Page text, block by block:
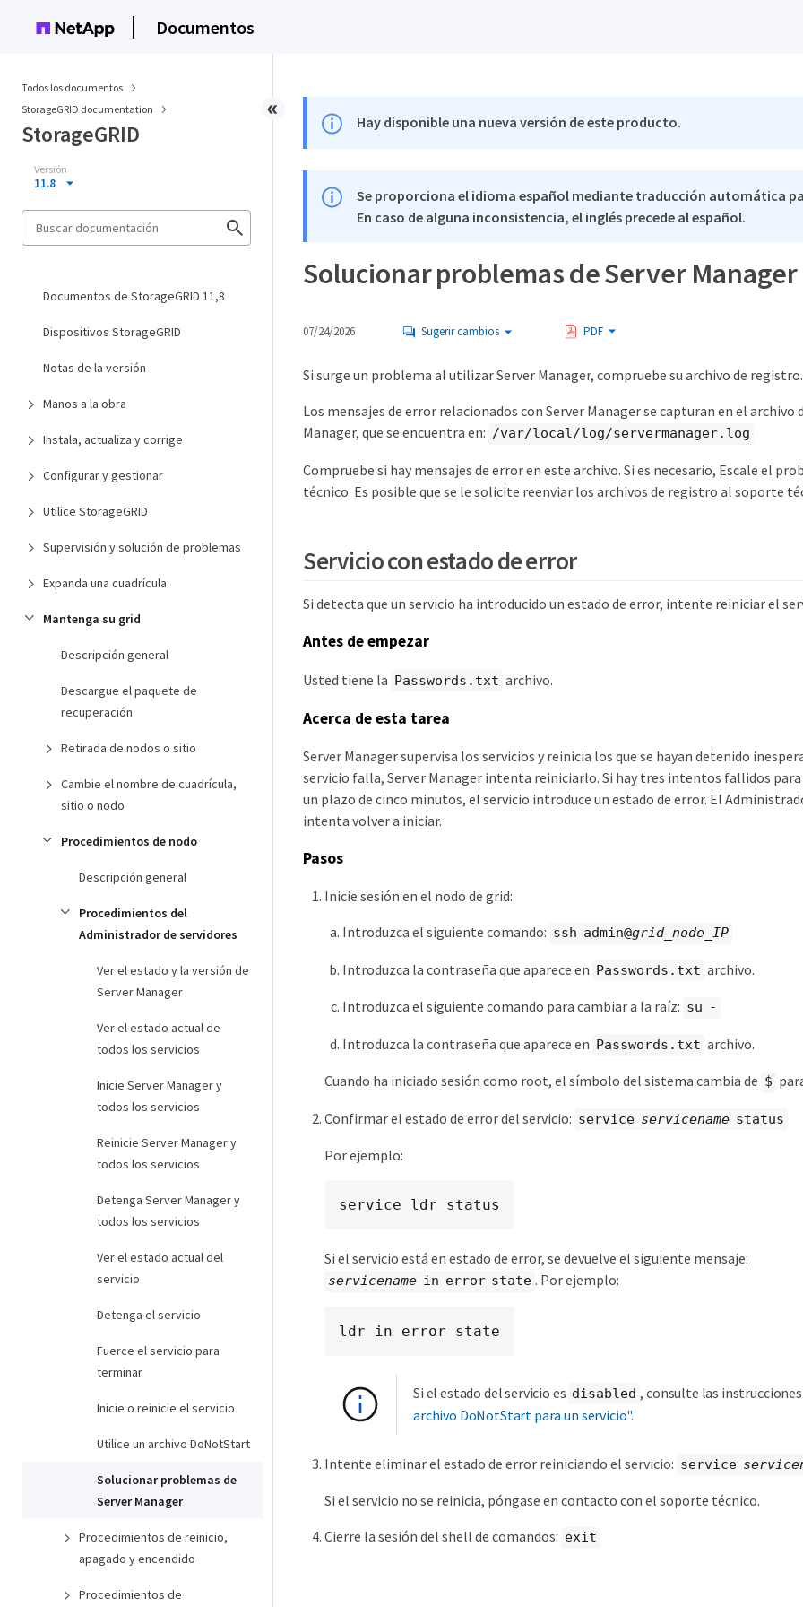
Documentos
Todos los documentos
StorageGRID documentation
StorageGRID
Versión
11.8
Documentos de StorageGRID 11,8
Dispositivos StorageGRID
Notas de la versión
Manos a la obra
Instala, actualiza y corrige
Configurar y gestionar
Utilice StorageGRID
Supervisión y solución de problemas
Expanda una cuadrícula
Mantenga su grid
Descripción general
Descargue el paquete de
recuperación
Retirada de nodos o sitio
Cambie el nombre de cuadrícula,
sitio o nodo
Procedimientos de nodo
Descripción general
Procedimientos del
Administrador de servidores
Ver el estado y la versión de
Server Manager
Ver el estado actual de
todos los servicios
Inicie Server Manager y
todos los servicios
Reinicie Server Manager y
todos los servicios
Detenga Server Manager y
todos los servicios
Ver el estado actual del
servicio
Detenga el servicio
Fuerce el servicio para
terminar
Inicie o reinicie el servicio
Utilice un archivo DoNotStart
Solucionar problemas de
Server Manager
Procedimientos de reinicio,
apagado y encendido
Procedimientos de
Hay disponible una nueva versión de este producto.
Se proporciona el idioma español mediante traducción automática
En caso de alguna inconsistencia, el inglés precede al español.
Solucionar problemas de Server Manager
07/24/2026 Sugerir cambios PDF
Si surge un problema al utilizar Server Manager, compruebe su archivo de registro.
Los mensajes de error relacionados con Server Manager se capturan en el archivo
Manager, que se encuentra en: /var/local/log/servermanager.log
Compruebe si hay mensajes de error en este archivo. Si es necesario, Escale el
técnico. Es posible que se le solicite reenviar los archivos de registro al soporte
Servicio con estado de error
Si detecta que un servicio ha introducido un estado de error, intente reiniciar el
Antes de empezar
Usted tiene la Passwords.txt archivo.
Acerca de esta tarea
Server Manager supervisa los servicios y reinicia los que se hayan detenido
servicio falla, Server Manager intenta reiniciarlo. Si hay tres intentos fallidos para
un plazo de cinco minutos, el servicio introduce un estado de error. El
intenta volver a iniciar.
Pasos
Inicie sesión en el nodo de grid:
Introduzca el siguiente comando: ssh admin@grid_node_IP
Introduzca la contraseña que aparece en Passwords.txt archivo.
Introduzca el siguiente comando para cambiar a la raíz: su -
Introduzca la contraseña que aparece en Passwords.txt archivo.
Cuando ha iniciado sesión como root, el símbolo del sistema cambia de $
Confirmar el estado de error del servicio: service servicenamestatus
Por ejemplo:
service ldr status
Si el servicio está en estado de error, se devuelve el siguiente mensaje:
servicename in error state . Por ejemplo:
ldr in error state
Si el estado del servicio es disabled , consulte las
archivo DoNotStart para un servicio".
Intente eliminar el estado de error reiniciando el servicio: service
Si el servicio no se reinicia, póngase en contacto con el soporte técnico.
Cierre la sesión del shell de comandos: exit